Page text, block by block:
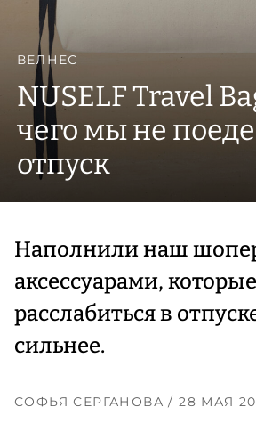
ВЕЛНЕС
NUSELF Travel
чего мы не
отпуск
Наполнили наш
аксессуарами,
расслабиться в
сильнее.
СОФЬЯ СЕРГАНОВА/ 28 МАЯ